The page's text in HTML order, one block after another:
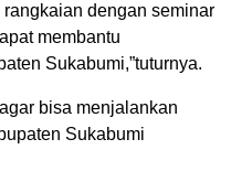
dengan seminar
membantu
Sukabumi,”tuturnya.
bisa menjalankan
Sukabumi